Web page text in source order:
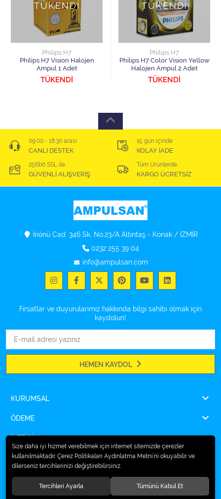
TÜKENDİ
Philips H7
Philips H7 Vision Halojen
Ampul 1 Adet
TÜKENDİ
TÜKENDİ
Philips H7
Philips H7 Color Vision Yellow
Halojen Ampul 2 Adet
TÜKENDİ
09:00 - 18:30 arası
CANLI DESTEK
15 gün içinde
KOLAY İADE
256bit SSL ile
GÜVENLİ ALIŞVERİŞ
Tüm Ürünlerde
KARGO ÜCRETSİZ
İnönü Cad. 346 Sk. No:23/A Altıntaş - Konak / İZMİR
0232 255 39 04
info@ampulsan.com
Fırsatlar ve duyurularımız hakkında bilgi sahibi olmak için
kaydolun!
HEMEN KAYDOL
KURUMSAL
ÖDEME
İLETİŞİM
© 2026Ampulsan®. Tüm hakları saklıdır.
Size daha iyi hizmet verebilmek için internet sitemizde çerezler
kullanılmaktadır. Çerez Politikaları Aydınlatma Metni’ni okuyabilir ve
dilerseniz tercihlerinizi değiştirebilirsiniz.
Tercihleri Ayarla Tümünü Kabul Et